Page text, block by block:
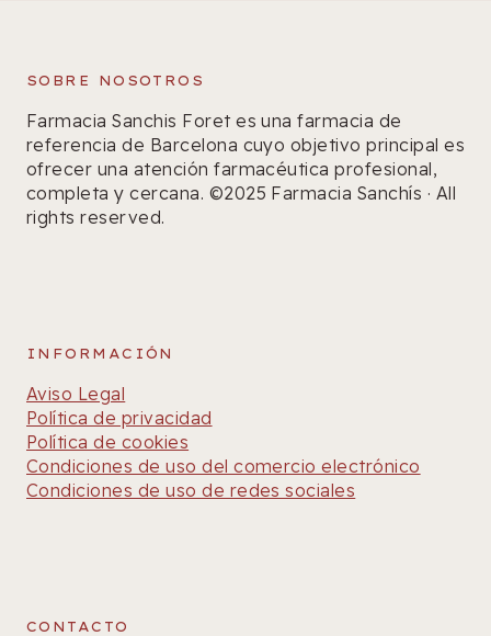
SOBRE NOSOTROS
Farmacia Sanchis Foret es una farmacia de
referencia de Barcelona cuyo objetivo principal es
ofrecer una atención farmacéutica profesional,
completa y cercana. ©2025 Farmacia Sanchís · All
rights reserved.
INFORMACIÓN
Aviso Legal
Política de privacidad
Política de cookies
Condiciones de uso del comercio electrónico
Condiciones de uso de redes sociales
CONTACTO